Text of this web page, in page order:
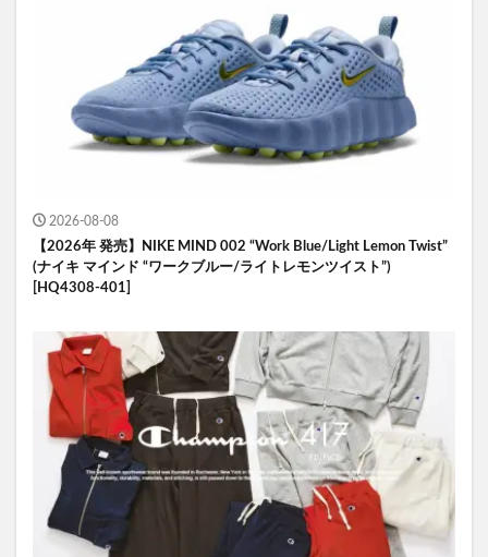
2026-08-08
【2026年 発売】NIKE MIND 002 “Work Blue/Light Lemon Twist”
(ナイキ マインド “ワークブルー/ライトレモンツイスト”)
[HQ4308-401]